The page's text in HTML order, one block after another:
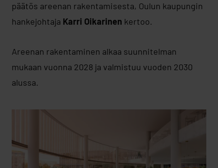
päätös areenan rakentamisesta, Oulun kaupungin
hankejohtaja Karri Oikarinen kertoo.
Areenan rakentaminen alkaa suunnitelman
mukaan vuonna 2028 ja valmistuu vuoden 2030
alussa.